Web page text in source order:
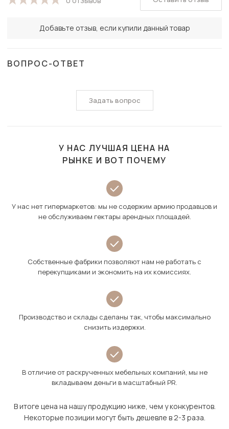
Добавьте отзыв, если купили данный товар
ВОПРОС-ОТВЕТ
Задать вопрос
У НАС ЛУЧШАЯ ЦЕНА НА
РЫНКЕ И ВОТ ПОЧЕМУ
У нас нет гипермаркетов: мы не содержим армию продавцов и
не обслуживаем гектары арендных площадей.
Собственные фабрики позволяют нам не работать с
перекупщиками и экономить на их комиссиях.
Производство и склады сделаны так, чтобы максимально
снизить издержки.
В отличие от раскрученных мебельных компаний, мы не
вкладываем деньги в масштабный PR.
В итоге цена на нашу продукцию ниже, чем у конкурентов.
Некоторые позиции могут быть дешевле в 2-3 раза.